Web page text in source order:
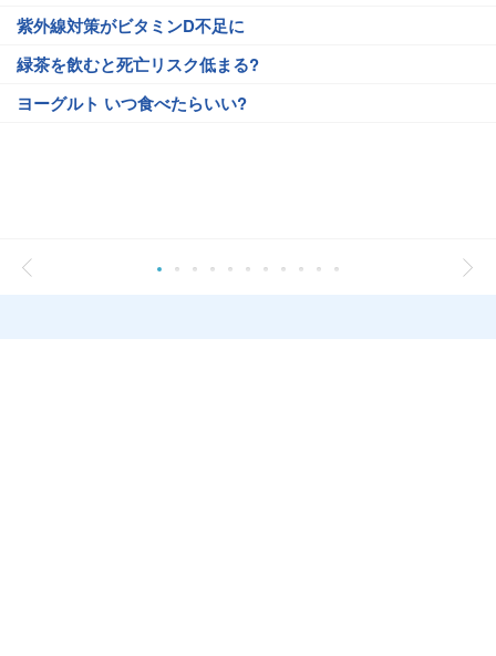
紫外線対策がビタミンD不足に
緑茶を飲むと死亡リスク低まる?
ヨーグルト いつ食べたらいい?